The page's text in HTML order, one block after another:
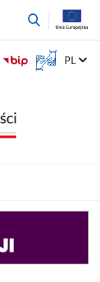
przejdź
Otwórz
okno
Zmień
PL